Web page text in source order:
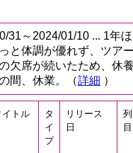
31～2024/01/10 ... 1年
と体調が優れず、ツア
欠席が続いたため、休
間、休業。（詳細 ）
イトル
タ
イ
プ
リリース
日
列
目